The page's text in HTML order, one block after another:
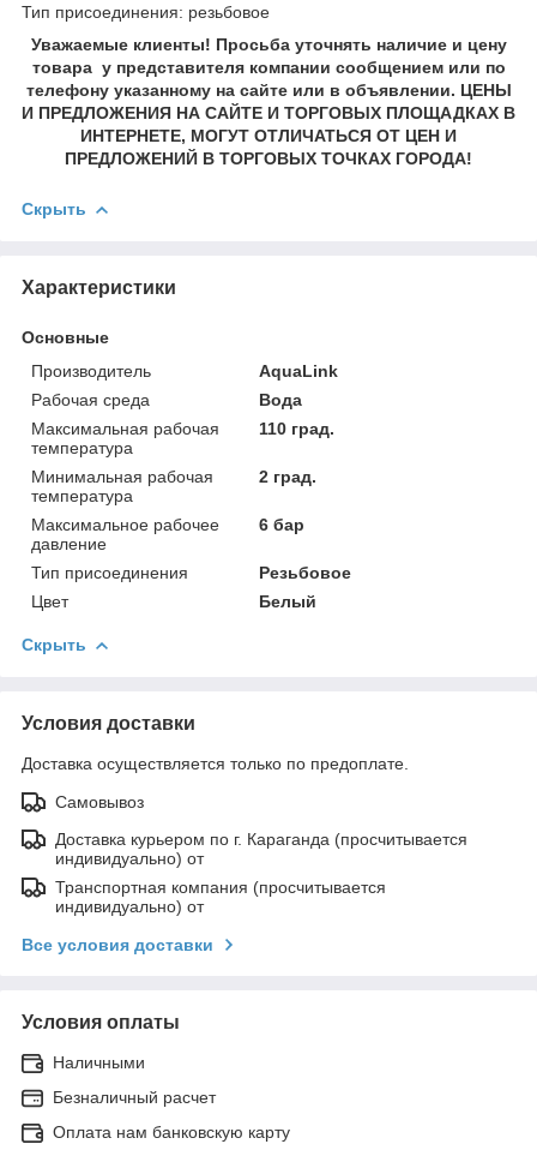
Тип присоединения: резьбовое
Уважаемые клиенты! Просьба уточнять наличие и цену
товара у представителя компании сообщением или по
телефону указанному на сайте или в объявлении. ЦЕНЫ
И ПРЕДЛОЖЕНИЯ НА САЙТЕ И ТОРГОВЫХ ПЛОЩАДКАХ В
ИНТЕРНЕТЕ, МОГУТ ОТЛИЧАТЬСЯ ОТ ЦЕН И
ПРЕДЛОЖЕНИЙ В ТОРГОВЫХ ТОЧКАХ ГОРОДА!
Скрыть
Характеристики
Основные
Производитель
AquaLink
Рабочая среда
Вода
Максимальная рабочая
температура
110 град.
Минимальная рабочая
температура
2 град.
Максимальное рабочее
давление
6 бар
Тип присоединения
Резьбовое
Цвет
Белый
Скрыть
Условия доставки
Доставка осуществляется только по предоплате.
Самовывоз
Доставка курьером по г. Караганда (просчитывается
индивидуально) от
Транспортная компания (просчитывается
индивидуально) от
Все условия доставки
Условия оплаты
Наличными
Безналичный расчет
Оплата нам банковскую карту